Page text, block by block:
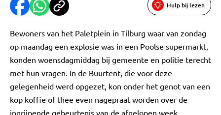
Hulp bij lezen
Bewoners van het Paletplein in Tilburg waar van zondag
op maandag een explosie was in een Poolse supermarkt,
konden woensdagmiddag bij gemeente en politie terecht
met hun vragen. In de Buurtent, die voor deze
gelegenheid werd opgezet, kon onder het genot van een
kop koffie of thee even nagepraat worden over de
ingrijpende gebeurtenis van de afgelopen week.